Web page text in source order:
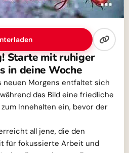
Starte mit ruhiger
in deine Woche
neuen Morgens entfaltet sich
das Bild eine friedliche
Innehalten ein, bevor der
all jene, die den
für fokussierte Arbeit und